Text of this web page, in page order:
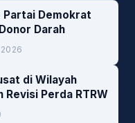
Partai Demokrat
Darah
di Wilayah
Revisi Perda RTRW